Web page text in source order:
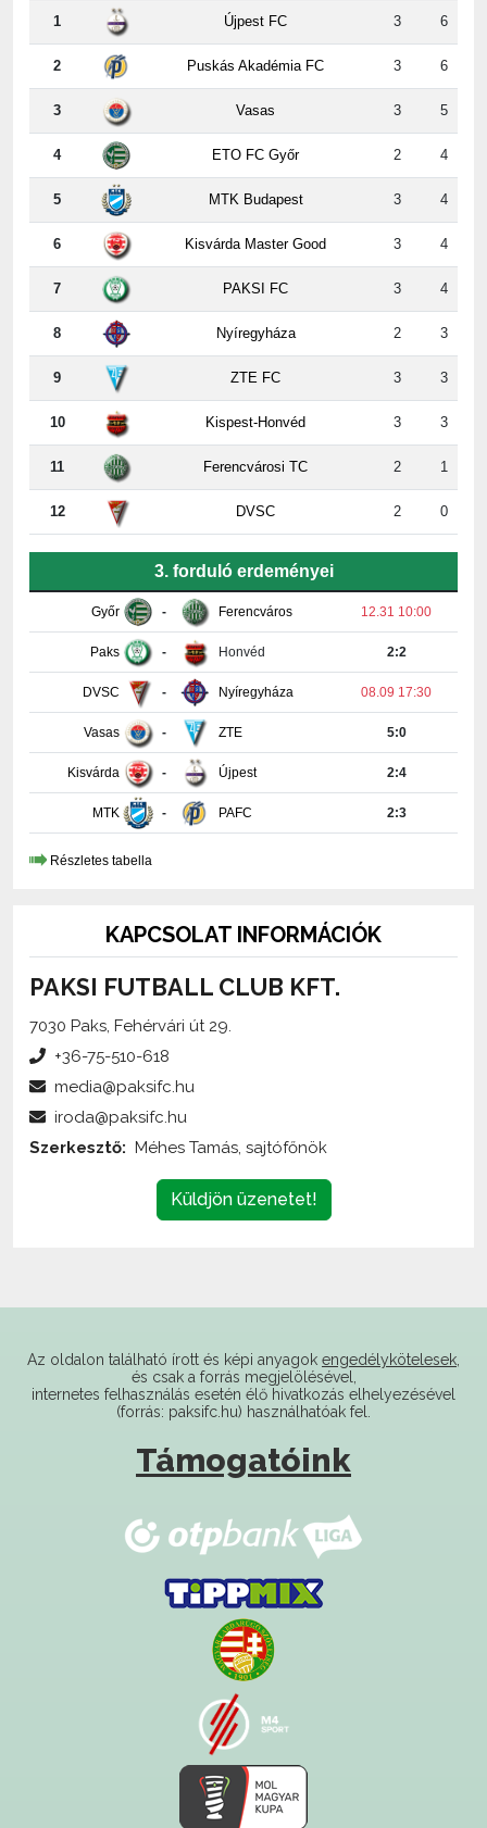
2 Puskás Akadémia FC 3 6
3 Vasas 3 5
4 ETO FC Győr 2 4
5 MTK Budapest 3 4
6 Kisvárda Master Good 3 4
7 PAKSI FC 3 4
8 Nyíregyháza 2 3
9 ZTE FC 3 3
10 Kispest-Honvéd 3 3
11 Ferencvárosi TC 2 1
12 DVSC 2 0
- Ferencváros
Paks Honvéd 2:2
DVSC Nyíregyháza 08.09 17:30
Vasas ZTE 5:0
Kisvárda Újpest 2:4
MTK PAFC 2:3
Részletes tabella
PAKSI FUTBALL CLUB KFT.
7030 Paks, Fehérvári út 29.
Küldjön üzenetet!
internetes felhasználás esetén élő hivatkozás elhelyezésével
(forrás: paksifc.hu) használhatóak fel.
Támogatóink